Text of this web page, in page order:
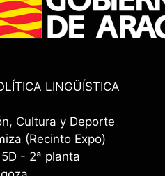
LINGÜÍSTICA
Cultura y Deporte
(Recinto Expo)
- 2ª planta